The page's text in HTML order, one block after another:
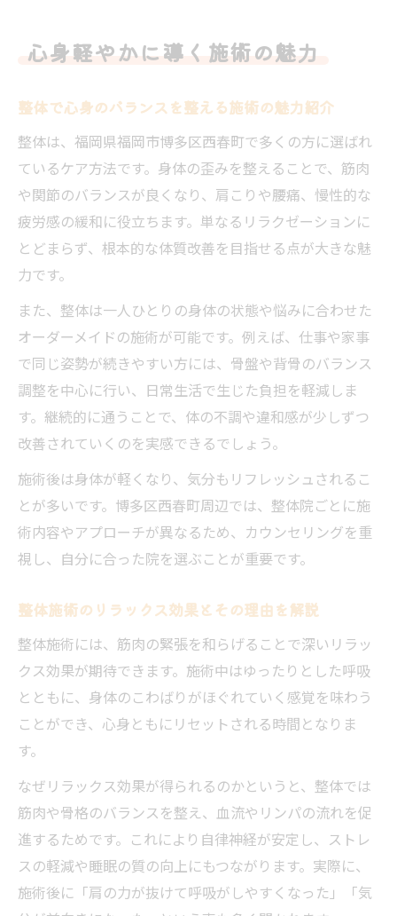
心身軽やかに導く施術の魅力
整体で心身のバランスを整える施術の魅力紹介
整体は、福岡県福岡市博多区西春町で多くの方に選ばれ
ているケア方法です。身体の歪みを整えることで、筋肉
や関節のバランスが良くなり、肩こりや腰痛、慢性的な
疲労感の緩和に役立ちます。単なるリラクゼーションに
とどまらず、根本的な体質改善を目指せる点が大きな魅
力です。
また、整体は一人ひとりの身体の状態や悩みに合わせた
オーダーメイドの施術が可能です。例えば、仕事や家事
で同じ姿勢が続きやすい方には、骨盤や背骨のバランス
調整を中心に行い、日常生活で生じた負担を軽減しま
す。継続的に通うことで、体の不調や違和感が少しずつ
改善されていくのを実感できるでしょう。
施術後は身体が軽くなり、気分もリフレッシュされるこ
とが多いです。博多区西春町周辺では、整体院ごとに施
術内容やアプローチが異なるため、カウンセリングを重
視し、自分に合った院を選ぶことが重要です。
整体施術のリラックス効果とその理由を解説
整体施術には、筋肉の緊張を和らげることで深いリラッ
クス効果が期待できます。施術中はゆったりとした呼吸
とともに、身体のこわばりがほぐれていく感覚を味わう
ことができ、心身ともにリセットされる時間となりま
す。
なぜリラックス効果が得られるのかというと、整体では
筋肉や骨格のバランスを整え、血流やリンパの流れを促
進するためです。これにより自律神経が安定し、ストレ
スの軽減や睡眠の質の向上にもつながります。実際に、
施術後に「肩の力が抜けて呼吸がしやすくなった」「気